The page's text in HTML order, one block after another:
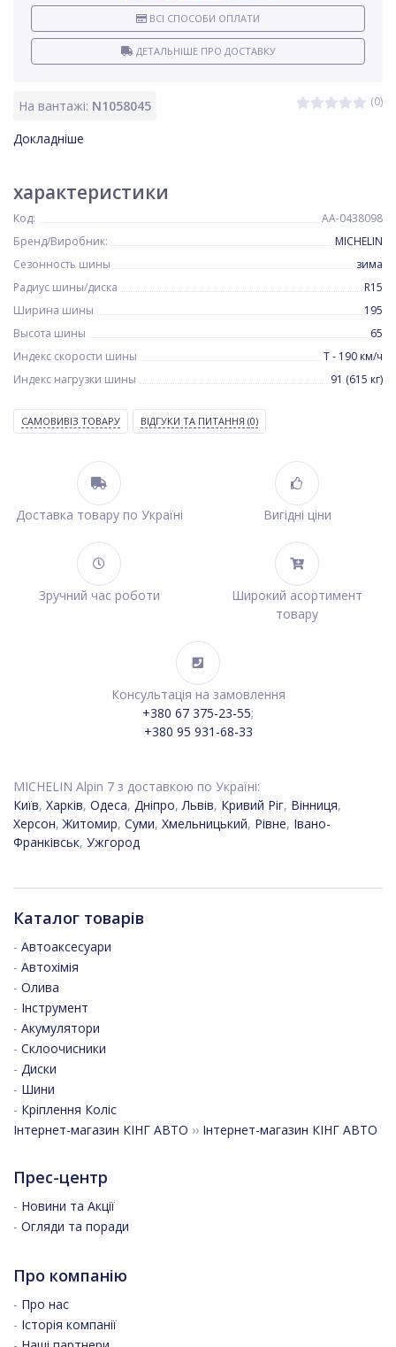
На вантажі: N1058045 (0)
Докладніше
ВСІ СПОСОБИ ОПЛАТИ
ДЕТАЛЬНІШЕ ПРО ДОСТАВКУ
характеристики
Код:
AA-0438098
Бренд/Виробник:
MICHELIN
Сезонность шины
зима
Радиус шины/диска
R15
Ширина шины
195
Высота шины
65
Индекс скорости шины
T - 190 км/ч
Индекс нагрузки шины
91 (615 кг)
САМОВИВІЗ ТОВАРУ ВІДГУКИ ТА ПИТАННЯ (0)
Доставка товару по Україні Вигідні ціни
Зручний час роботи
Широкий асортимент
товару
Консультація на замовлення
+380 67 375-23-55;
+380 95 931-68-33
MICHELIN Alpin 7 з доставкою по Україні:
Київ, Харків, Одеса, Дніпро, Львів, Кривий Ріг, Вінниця,
Херсон, Житомир, Суми, Хмельницький, Рівне, Івано-
Франківськ, Ужгород
Каталог товарів
- Автоаксесуари
- Автохімія
- Олива
- Інструмент
- Акумулятори
- Склоочисники
- Диски
- Шини
- Кріплення Коліс
Інтернет-магазин КІНГ АВТО ›› Інтернет-магазин КІНГ АВТО
Прес-центр
- Новини та Акції
- Огляди та поради
Про компанію
- Про нас
- Історія компанії